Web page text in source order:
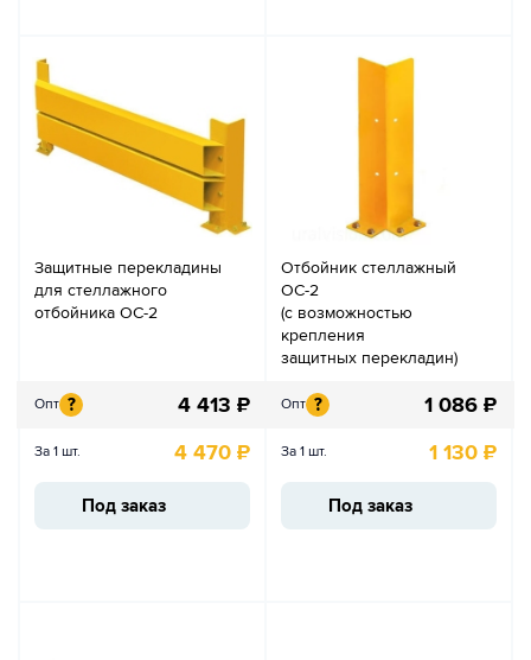
Защитные перекладины
для стеллажного
отбойника ОС-2
Опт ? 4 413 ₽
За 1 шт. 4 470 ₽
Под заказ
Отбойник стеллажный
ОС-2
(с возможностью
крепления
защитных перекладин)
Опт ? 1 086 ₽
За 1 шт. 1 130 ₽
Под заказ